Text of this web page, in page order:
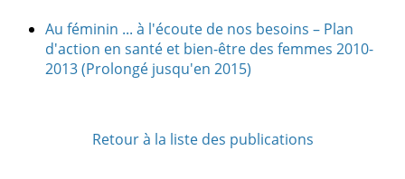
Au féminin ... à l'écoute de nos besoins – Plan
d'action en santé et bien-être des femmes 2010-
2013 (Prolongé jusqu'en 2015)
Retour à la liste des publications